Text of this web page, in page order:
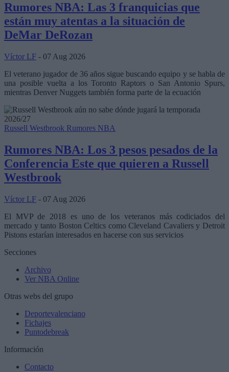
Rumores NBA: Las 3 franquicias que
están muy atentas a la situación de
DeMar DeRozan
Víctor LF - 07 Aug 2026
El veterano jugador de 36 años sigue buscando equipo y se habla de
una posible vuelta a los Toronto Raptors o San Antonio Spurs,
mientras Denver Nuggets también forma parte de la ecuación
Russell Westbrook Rumores NBA
Rumores NBA: Los 3 pesos pesados de la
Conferencia Este que quieren a Russell
Westbrook
Víctor LF - 07 Aug 2026
El MVP de 2018 es uno de los veteranos más codiciados del
mercado y tanto Boston Celtics como Cleveland Cavaliers y Detroit
Pistons estarían interesados en hacerse con sus servicios
Secciones
Archivo
Ver NBA Online
Otras webs del grupo
Deportevalenciano
Fichajes
Puntodebreak
Información
Contacto